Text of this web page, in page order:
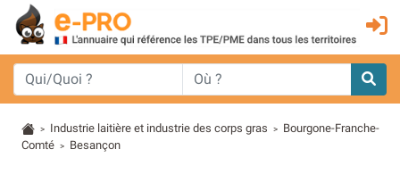
> Industrie laitière et industrie des corps gras > Bourgone-Franche-
Comté > Besançon